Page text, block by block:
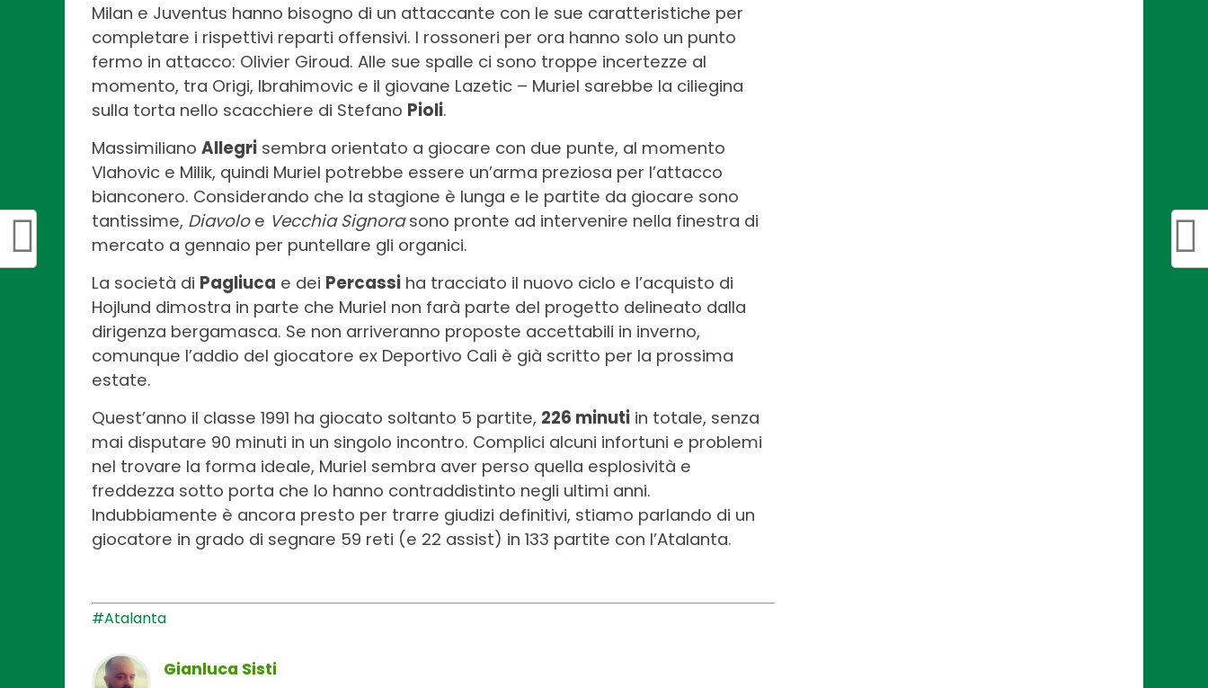
Milan e Juventus hanno bisogno di un attaccante con le sue caratteristiche per
completare i rispettivi reparti offensivi. I rossoneri per ora hanno solo un punto
fermo in attacco: Olivier Giroud. Alle sue spalle ci sono troppe incertezze al
momento, tra Origi, Ibrahimovic e il giovane Lazetic – Muriel sarebbe la ciliegina
sulla torta nello scacchiere di Stefano Pioli.
Massimiliano Allegri sembra orientato a giocare con due punte, al momento
Vlahovic e Milik, quindi Muriel potrebbe essere un’arma preziosa per l’attacco
bianconero. Considerando che la stagione è lunga e le partite da giocare sono
tantissime, Diavoloe Vecchia Signorasono pronte ad intervenire nella finestra di
mercato a gennaio per puntellare gli organici.
La società di Pagliuca e dei Percassi ha tracciato il nuovo ciclo e l’acquisto di
Hojlund dimostra in parte che Muriel non farà parte del progetto delineato dalla
dirigenza bergamasca. Se non arriveranno proposte accettabili in inverno,
comunque l’addio del giocatore ex Deportivo Cali è già scritto per la prossima
estate.
Quest’anno il classe 1991 ha giocato soltanto 5 partite, 226 minuti in totale, senza
mai disputare 90 minuti in un singolo incontro. Complici alcuni infortuni e problemi
nel trovare la forma ideale, Muriel sembra aver perso quella esplosività e
freddezza sotto porta che lo hanno contraddistinto negli ultimi anni.
Indubbiamente è ancora presto per trarre giudizi definitivi, stiamo parlando di un
giocatore in grado di segnare 59 reti (e 22 assist) in 133 partite con l’Atalanta.
#Atalanta
Gianluca Sisti